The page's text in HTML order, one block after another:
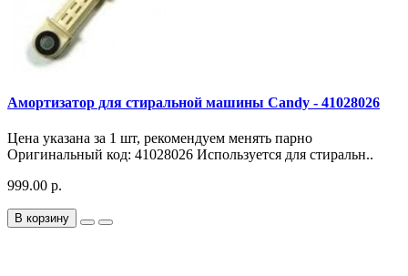
Амортизатор для стиральной машины Candy - 41028026
Цена указана за 1 шт, рекомендуем менять парно
Оригинальный код: 41028026 Используется для стиральн..
999.00 р.
В корзину